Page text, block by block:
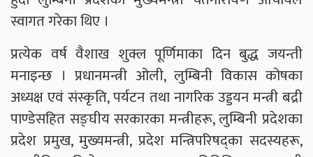
स्वागत गरेका थिए ।
प्रत्येक वर्ष वैशाख शुक्ल पूर्णिमाका दिन बुद्ध जयन्ती
मनाइन्छ । प्रधानमन्त्री ओली, लुम्बिनी विकास कोषका
अध्यक्ष एवं संस्कृति, पर्यटन तथा नागरिक उड्डयन मन्त्री बद्री
पाण्डेसहित सङ्घीय सरकारका मन्त्रीहरू, लुम्बिनी प्रदेशका
प्रदेश प्रमुख, मुख्यमन्त्री, प्रदेश मन्त्रिपरिषद्का सदस्यहरू,